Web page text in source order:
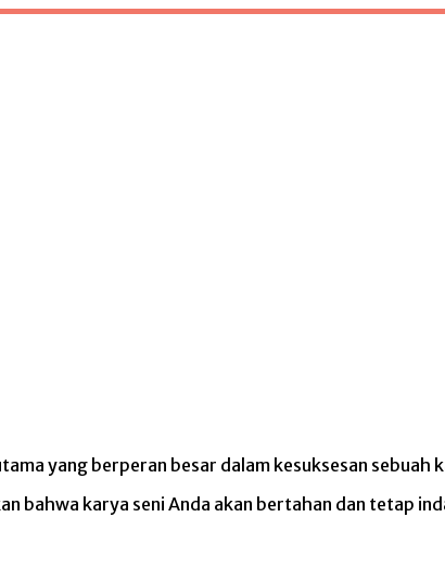
yang berperan besar dalam kesuksesan sebuah
bahwa karya seni Anda akan bertahan dan tetap